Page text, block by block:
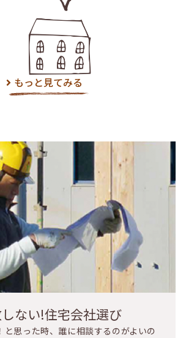
もっと見てみる
ない!住宅会社選び
と思った時、誰に相談するのがよいの